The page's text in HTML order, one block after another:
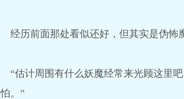
经历前面那处看似还好，但其实是伪怖
“估计周围有什么妖魔经常来光顾这里
怕。”